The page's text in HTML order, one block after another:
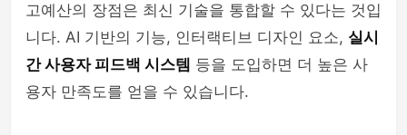
고예산의 장점은 최신 기술을 통합할 수 있다는 것입
니다. AI 기반의 기능, 인터랙티브 디자인 요소, 실시
간 사용자 피드백 시스템 등을 도입하면 더 높은 사
용자 만족도를 얻을 수 있습니다.